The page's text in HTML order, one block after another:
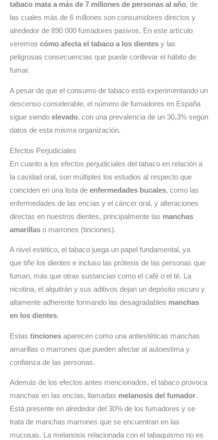
tabaco mata a más de 7 millones de personas al año, de
las cuales más de 6 millones son consumidores directos y
alrededor de 890 000 fumadores pasivos. En este artículo
veremos cómo afecta el tabaco a los dientes y las
peligrosas consecuencias que puede conllevar el hábito de
fumar.
A pesar de que el consumo de tabaco está experimentando un
descenso considerable, el número de fumadores en España
sigue siendo elevado, con una prevalencia de un 30,3% según
datos de esta misma organización.
Efectos Perjudiciales
En cuanto a los efectos perjudiciales del tabaco en relación a
la cavidad oral, son múltiples los estudios al respecto que
coinciden en una lista de enfermedades bucales, como las
enfermedades de las encías y el cáncer oral, y alteraciones
directas en nuestros dientes, principalmente las manchas
amarillas o marrones (tinciones).
A nivel estético, el tabaco juega un papel fundamental, ya
que tiñe los dientes e incluso las prótesis de las personas que
fuman, más que otras sustancias como el café o el té. La
nicotina, el alquitrán y sus aditivos dejan un depósito oscuro y
altamente adherente formando las desagradables manchas
en los dientes.
Estas tinciones aparecen como una antiestéticas manchas
amarillas o marrones que pueden afectar al autoestima y
confianza de las personas.
Además de los efectos antes mencionados, el tabaco provoca
manchas en las encías, llamadas melanosis del fumador.
Está presente en alrededor del 30% de los fumadores y se
trata de manchas marrones que se encuentran en las
mucosas. La melanosis relacionada con el tabaquismo no es